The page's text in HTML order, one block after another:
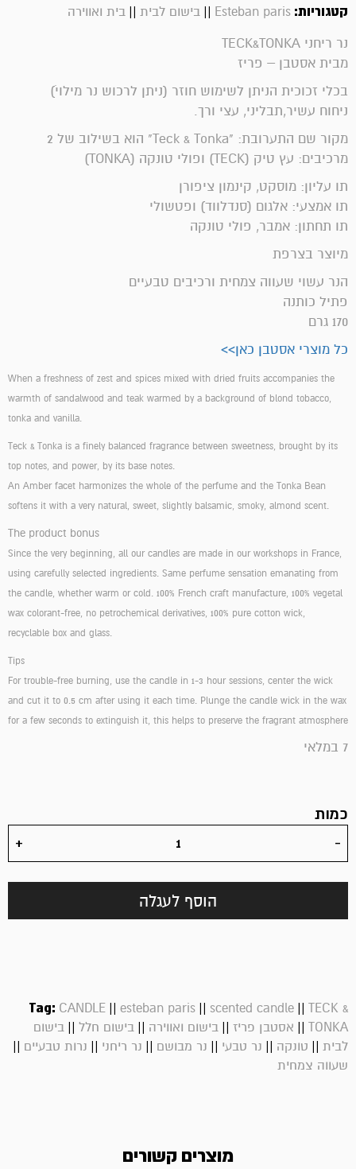
קטגוריות: Esteban paris
|| בישום לבית || בית ואווירה
נר ריחני TECK&TONKA
מבית אסטבן – פריז
בכלי זכוכית הניתן לשימוש חוזר (ניתן לרכוש נר מילויׂ)
ניחוח עשיר,תבליני, עצי ורך.
מקור שם התערובת: "Teck & Tonka" הוא בשילוב של 2
מרכיבים: עץ טיק (TECK) ופולי טונקה (TONKA)
תו עליון: מוסקט, קינמון ציפורן
תו אמצעי: אלגום (סנדלווד) ופטשולי
תו תחתון: אמבר, פולי טונקה
מיוצר בצרפת
הנר עשוי שעווה צמחית ורכיבים טבעיים
פתיל כותנה
170 גרם
כל מוצרי אסטבן כאן>>
When a freshness of zest and spices mixed with dried fruits accompanies the
warmth of sandalwood and teak warmed by a background of blond tobacco,
tonka and vanilla.
Teck & Tonka is a finely balanced fragrance between sweetness, brought by its
top notes, and power, by its base notes.
An Amber facet harmonizes the whole of the perfume and the Tonka Bean
softens it with a very natural, sweet, slightly balsamic, smoky, almond scent.
The product bonus
Since the very beginning, all our candles are made in our workshops in France,
using carefully selected ingredients. Same perfume sensation emanating from
the candle, whether warm or cold. 100% French craft manufacture, 100% vegetal
wax colorant-free, no petrochemical derivatives, 100% pure cotton wick,
recyclable box and glass.
Tips
For trouble-free burning, use the candle in 1-3 hour sessions, center the wick
and cut it to 0.5 cm after using it each time. Plunge the candle wick in the wax
for a few seconds to extinguish it, this helps to preserve the fragrant atmosphere
7 במלאי
כמות
הוסף לעגלה
Tag: CANDLE || esteban paris || scented candle || TECK &
TONKA
|| אסטבן פריז || בישום ואווירה || בישום חלל || בישום
לבית || טונקה || נר טבעי || נר מבושם || נר ריחני || נרות טבעיים ||
שעווה צמחית
מוצרים קשורים